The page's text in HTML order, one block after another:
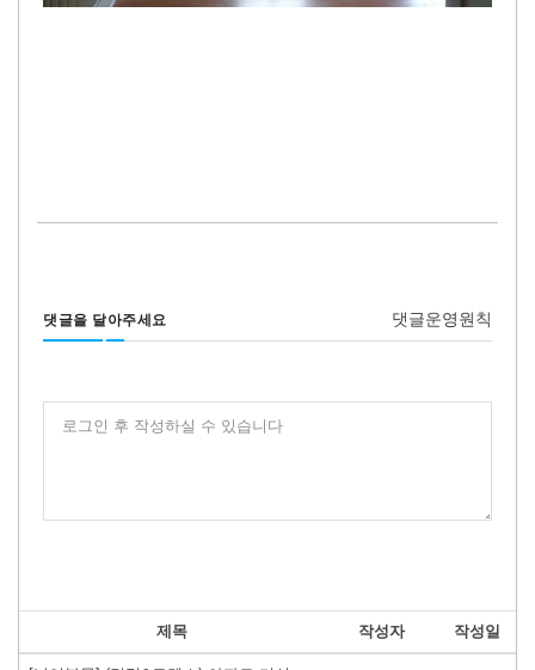
댓글을 달아주세요 댓글운영원칙
로그인 후 작성하실 수 있습니다
제목 작성자 작성일